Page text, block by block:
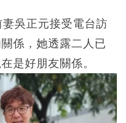
吳正元接受電台訪
係，她透露二人已
是好朋友關係。